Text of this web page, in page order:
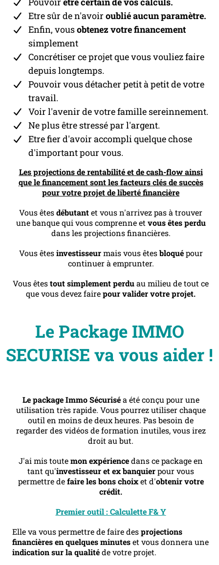
Etre sûr de n'avoir oublié aucun paramètre.
Enfin, vousobtenez votre financement
simplement
Concrétiser ce projet que vous vouliez faire
depuis longtemps.
Pouvoir vous détacher petit à petit de votre
travail.
Voir l'avenir de votre famille sereinnement.
Ne plus être stressé par l'argent.
Etre fier d'avoir accompli quelque chose
d'important pour vous.
Les projections de rentabilité et de cash-flow ainsi
que le financement sont les facteurs clés de succès
pour votre projet de liberté financière
Vous êtesdébutantet vous n'arrivez pas à trouver
une banque qui vous comprenne et vous êtes perdu
dans les projections financières.
Vous êtesinvestisseurmais vous êtesbloquépour
continuer à emprunter.
Vous êtestout simplement perduau milieu de tout ce
que vous devez fairepour valider votre projet.
Le Package IMMO
SECURISE va vous aider !
Le package Immo Sécuriséa été conçu pour une
utilisation très rapide. Vous pourrez utiliser chaque
outil en moins de deux heures. Pas besoin de
regarder des vidéos de formation inutiles, vous irez
droit au but.
J'ai mis toutemon expériencedans ce package en
tant qu'investisseur et ex banquierpour vous
permettre defaire les bons choixet d'obtenir votre
crédit.
Premier outil : Calculette F& Y
Elle va vous permettre de faire desprojections
financières en quelques minuteset vous donnera une
indication sur la qualitéde votre projet.